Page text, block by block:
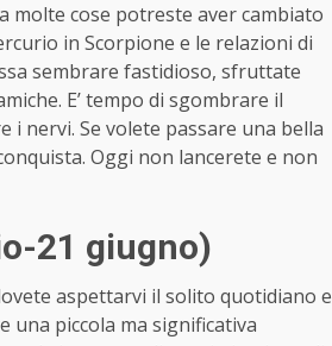
molte cose potreste aver cambiato
in Scorpione e le relazioni di
sembrare fastidioso, sfruttate
E’ tempo di sgombrare il
i nervi. Se volete passare una bella
Oggi non lancerete e non
21 giugno)
aspettarvi il solito quotidiano e
una piccola ma significativa